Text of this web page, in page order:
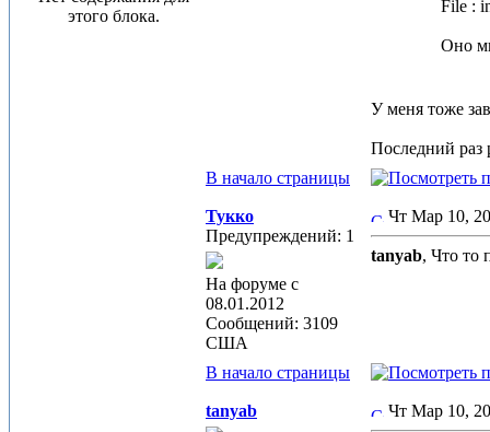
этого блока.
File :
Оно
У меня тоже
Последний раз
В начало страницы
Тукко
Предупреждений: 1
На форуме с
08.01.2012
Сообщений: 3109
США
Чт Мар 10,
tanyab, Что то
В начало страницы
tanyab Чт Мар 10,